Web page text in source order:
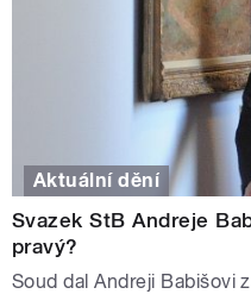
Aktuální dění
Svazek StB Andreje
pravý?
Soud dal Andreji Babišovi